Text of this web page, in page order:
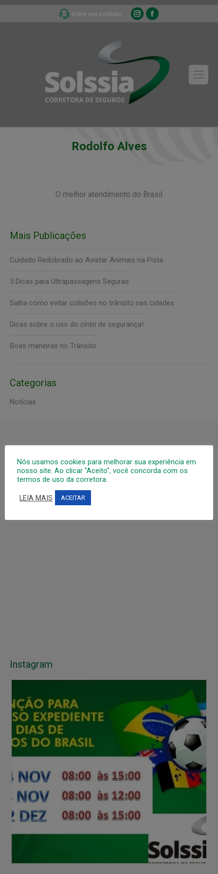
Entre em contato
Instagram
new
window
Facebook
new
window
Rodolfo Alves
O melhor atendimento do Brasil
Mais Publicações
Cuidado Redobrado ao Avistar Animais na Pista
5 Dicas para Ultrapassagens Seguras
Saiba como evitar colisões no trânsito nas cidades
Dicas sobre o uso do cinto de segurança!
Boas maneiras no Trânsito
Categorias
Notícias
Instagram
Nós usamos cookies para melhorar sua experiência em
nosso site. Ao clicar "Aceito", você concorda com os
termos de uso da corretora.
LEIA MAIS ACEITAR